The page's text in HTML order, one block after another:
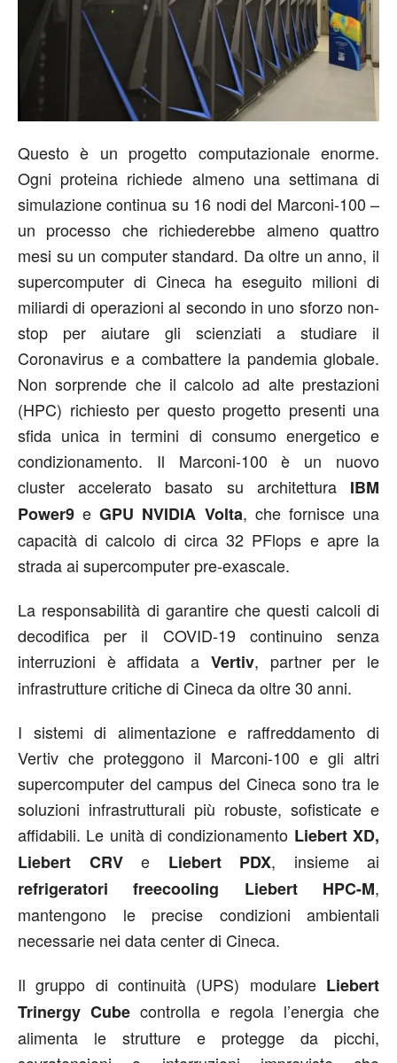
Questo è un progetto computazionale enorme.
Ogni proteina richiede almeno una settimana di
simulazione continua su 16 nodi del Marconi-100 –
un processo che richiederebbe almeno quattro
mesi su un computer standard. Da oltre un anno, il
supercomputer di Cineca ha eseguito milioni di
miliardi di operazioni al secondo in uno sforzo non-
stop per aiutare gli scienziati a studiare il
Coronavirus e a combattere la pandemia globale.
Non sorprende che il calcolo ad alte prestazioni
(HPC) richiesto per questo progetto presenti una
sfida unica in termini di consumo energetico e
condizionamento. Il Marconi-100 è un nuovo
cluster accelerato basato su architettura IBM
Power9 eGPU NVIDIA Volta, che fornisce una
capacità di calcolo di circa 32 PFlops e apre la
strada ai supercomputer pre-exascale.
La responsabilità di garantire che questi calcoli di
decodifica per il COVID-19 continuino senza
interruzioni è affidata a Vertiv, partner per le
infrastrutture critiche di Cineca da oltre 30 anni.
I sistemi di alimentazione e raffreddamento di
Vertiv che proteggono il Marconi-100 e gli altri
supercomputer del campus del Cineca sono tra le
soluzioni infrastrutturali più robuste, sofisticate e
affidabili. Le unità di condizionamento Liebert XD,
Liebert CRVe Liebert PDX, insieme ai
refrigeratori freecooling Liebert HPC-M,
mantengono le precise condizioni ambientali
necessarie nei data center di Cineca.
Il gruppo di continuità (UPS) modulare Liebert
Trinergy Cubecontrolla e regola l’energia che
alimenta le strutture e protegge da picchi,